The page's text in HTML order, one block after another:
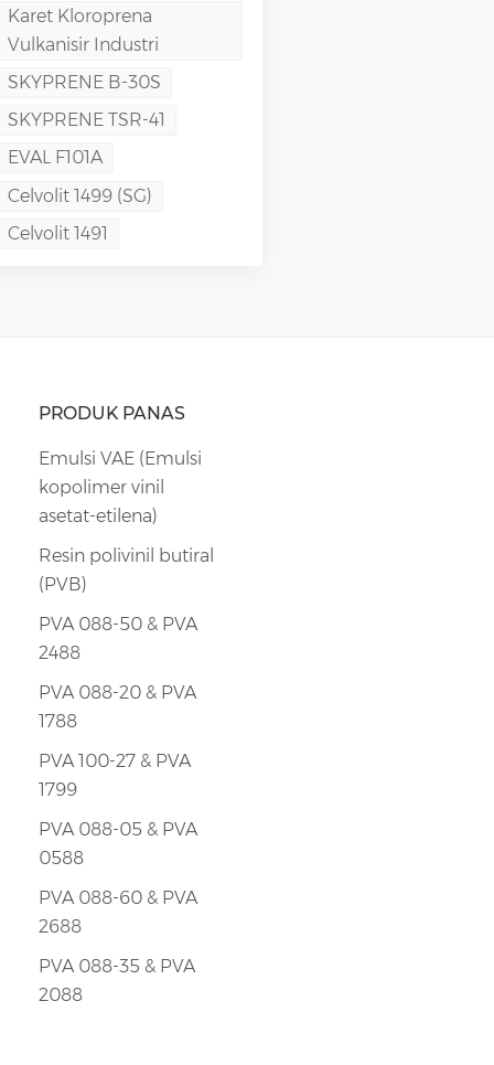
Karet Kloroprena
Vulkanisir Industri
SKYPRENE B-30S
SKYPRENE TSR-41
EVAL F101A
Celvolit 1499 (SG)
Celvolit 1491
PRODUK PANAS
Emulsi VAE (Emulsi
kopolimer vinil
asetat-etilena)
Resin polivinil butiral
(PVB)
PVA 088-50 & PVA
2488
PVA 088-20 & PVA
1788
PVA 100-27 & PVA
1799
PVA 088-05 & PVA
0588
PVA 088-60 & PVA
2688
PVA 088-35 & PVA
2088